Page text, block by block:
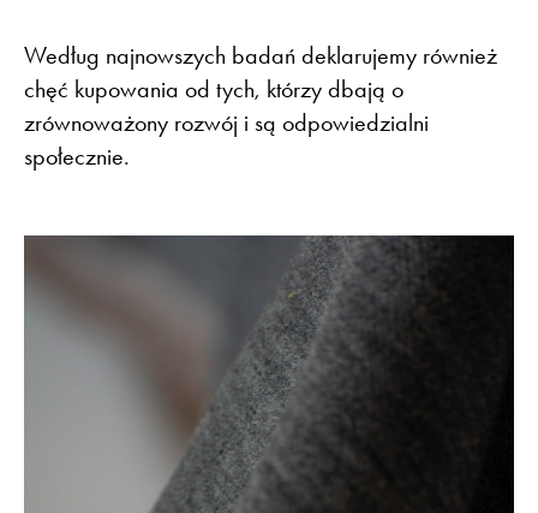
Według najnowszych badań deklarujemy również
chęć kupowania od tych, którzy dbają o
zrównoważony rozwój i są odpowiedzialni
społecznie.